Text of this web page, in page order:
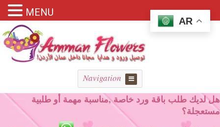
Navigation
هل لديك طلب باقة ورد خاصة ,مناسبة مهمة أو طلبية
مستعجلة؟
AR
MENU